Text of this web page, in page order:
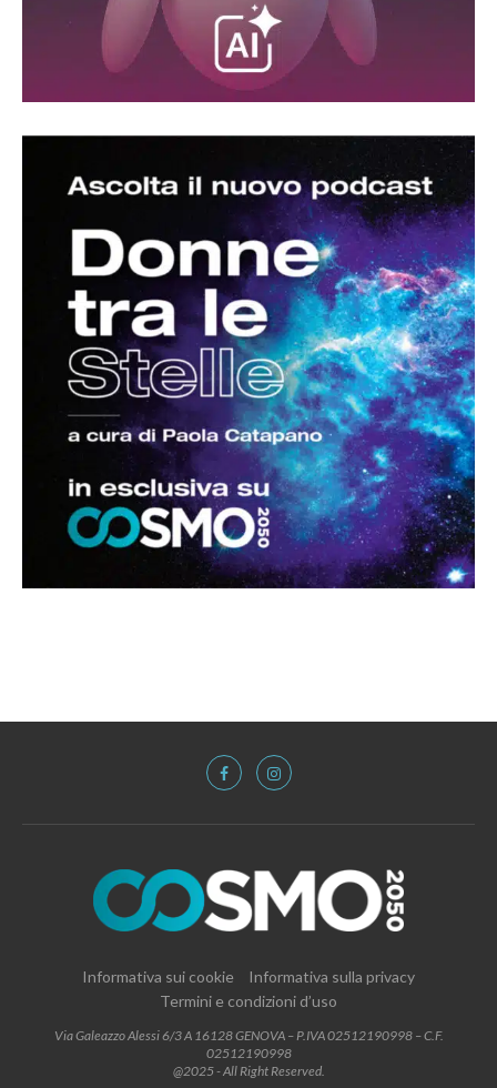
Informativa sui cookie
Informativa sulla privacy
Termini e condizioni d’uso
Via Galeazzo Alessi 6/3 A 16128 GENOVA – P.IVA 02512190998 – C.F.
02512190998
@2025 - All Right Reserved.